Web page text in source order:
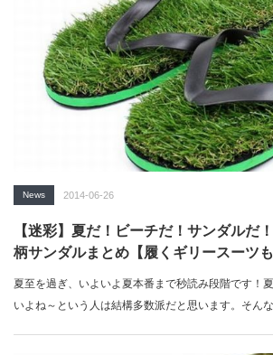
News 2014-06-26
【迷彩】夏だ！ビーチだ！サンダルだ
柄サンダルまとめ【履くギリースーツも
夏至を過ぎ、いよいよ夏本番まで秒読み段階です！
いよね～という人は結構多数派だと思います。そん